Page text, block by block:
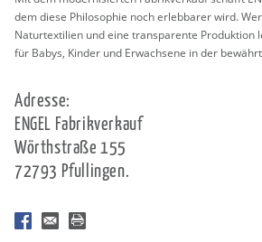
dem diese Phi­lo­so­phie noch er­leb­ba­rer wird.
Na­tur­tex­ti­li­en und eine trans­pa­ren­te Pro­duk­ti­on
für Babys, Kin­der und Er­wach­se­ne in der
Adres­se:
ENGEL Fa­brik­ver­kauf
Wörth­stra­ße 155
72793 Pful­lin­gen.